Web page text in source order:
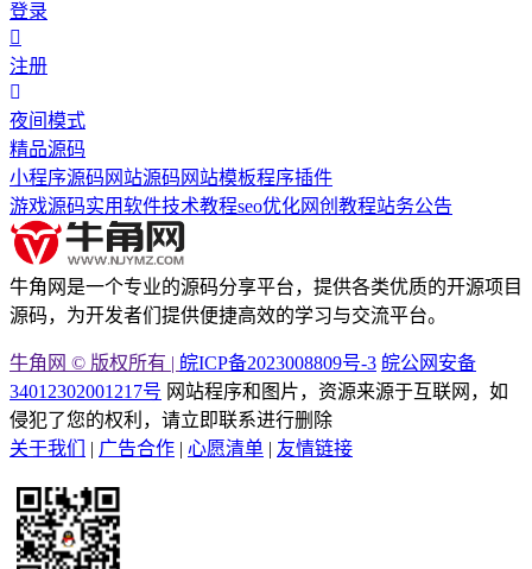
登录
注册
夜间模式
精品源码
小程序源码 网站源码 网站模板程序插件
游戏源码实用软件技术教程seo优化网创教程站务公告
牛角网是一个专业的源码分享平台，提供各类优质的开源项目
源码，为开发者们提供便捷高效的学习与交流平台。
牛角网 © 版权所有 | 皖ICP备2023008809号-3 皖公网安备
34012302001217号 网站程序和图片，资源来源于互联网，如
侵犯了您的权利，请立即联系进行删除
关于我们
| 广告合作 | 心愿清单 | 友情链接